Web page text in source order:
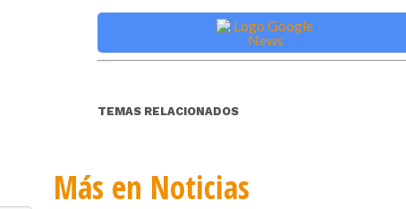
TEMAS RELACIONADOS
Más en Noticias